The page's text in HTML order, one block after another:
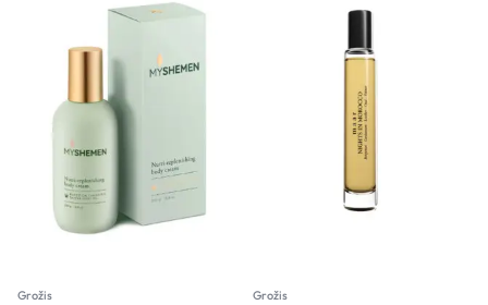
Grožis Grožis